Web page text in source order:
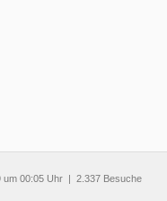
um 00:05 Uhr | 2.337 Besuche